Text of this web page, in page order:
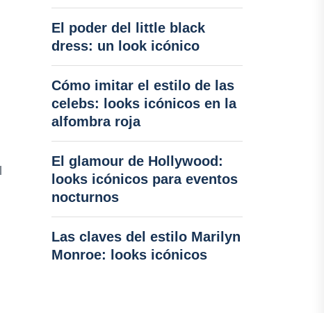
El poder del little black
dress: un look icónico
Cómo imitar el estilo de las
celebs: looks icónicos en la
alfombra roja
El glamour de Hollywood:
looks icónicos para eventos
nocturnos
Las claves del estilo Marilyn
Monroe: looks icónicos